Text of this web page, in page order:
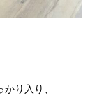
り入り、